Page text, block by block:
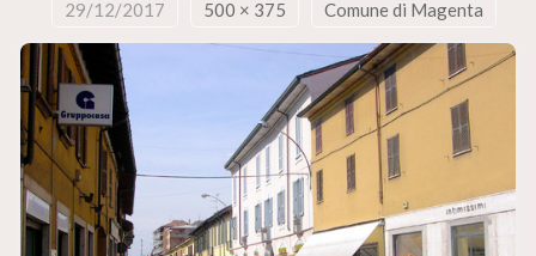
29/12/2017 500 × 375 Comune di Magenta